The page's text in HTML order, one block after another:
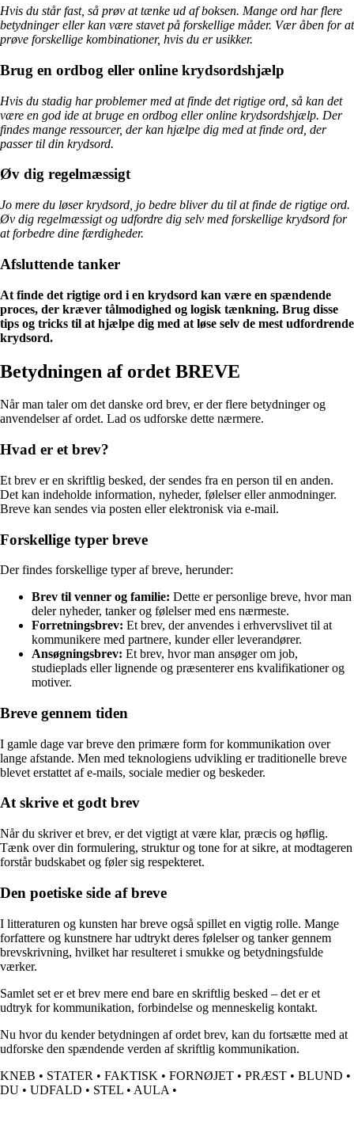
Hvis du står fast, så prøv at tænke ud af boksen. Mange ord har flere
betydninger eller kan være stavet på forskellige måder. Vær åben for at
prøve forskellige kombinationer, hvis du er usikker.
Brug en ordbog eller online krydsordshjælp
Hvis du stadig har problemer med at finde det rigtige ord, så kan det
være en god ide at bruge en ordbog eller online krydsordshjælp. Der
findes mange ressourcer, der kan hjælpe dig med at finde ord, der
passer til din krydsord.
Øv dig regelmæssigt
Jo mere du løser krydsord, jo bedre bliver du til at finde de rigtige ord.
Øv dig regelmæssigt og udfordre dig selv med forskellige krydsord for
at forbedre dine færdigheder.
Afsluttende tanker
At finde det rigtige ord i en krydsord kan være en spændende
proces, der kræver tålmodighed og logisk tænkning. Brug disse
tips og tricks til at hjælpe dig med at løse selv de mest udfordrende
krydsord.
Betydningen af ordet BREVE
Når man taler om det danske ord brev, er der flere betydninger og
anvendelser af ordet. Lad os udforske dette nærmere.
Hvad er et brev?
Et brev er en skriftlig besked, der sendes fra en person til en anden.
Det kan indeholde information, nyheder, følelser eller anmodninger.
Breve kan sendes via posten eller elektronisk via e-mail.
Forskellige typer breve
Der findes forskellige typer af breve, herunder:
Brev til venner og familie: Dette er personlige breve, hvor man
deler nyheder, tanker og følelser med ens nærmeste.
Forretningsbrev: Et brev, der anvendes i erhvervslivet til at
kommunikere med partnere, kunder eller leverandører.
Ansøgningsbrev: Et brev, hvor man ansøger om job,
studieplads eller lignende og præsenterer ens kvalifikationer og
motiver.
Breve gennem tiden
I gamle dage var breve den primære form for kommunikation over
lange afstande. Men med teknologiens udvikling er traditionelle breve
blevet erstattet af e-mails, sociale medier og beskeder.
At skrive et godt brev
Når du skriver et brev, er det vigtigt at være klar, præcis og høflig.
Tænk over din formulering, struktur og tone for at sikre, at modtageren
forstår budskabet og føler sig respekteret.
Den poetiske side af breve
I litteraturen og kunsten har breve også spillet en vigtig rolle. Mange
forfattere og kunstnere har udtrykt deres følelser og tanker gennem
brevskrivning, hvilket har resulteret i smukke og betydningsfulde
værker.
Samlet set er et brev mere end bare en skriftlig besked – det er et
udtryk for kommunikation, forbindelse og menneskelig kontakt.
Nu hvor du kender betydningen af ordet brev, kan du fortsætte med at
udforske den spændende verden af skriftlig kommunikation.
KNEB • STATER • FAKTISK • FORNØJET • PRÆST • BLUND •
DU • UDFALD • STEL • AULA •